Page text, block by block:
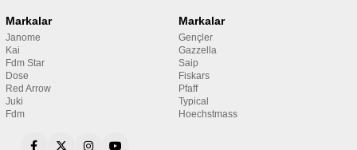
Markalar
Janome
Kai
Fdm Star
Dose
Red Arrow
Juki
Fdm
Markalar
Gençler
Gazzella
Saip
Fiskars
Pfaff
Typical
Hoechstmass